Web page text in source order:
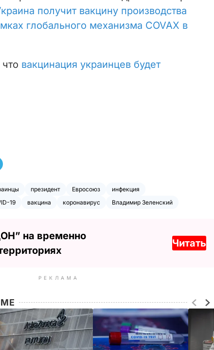
получит вакцину производства
глобального механизма COVAX в
вакцинация украинцев будет
президент Евросоюз
инфекция
19
вакцина коронавирус Владимир Зеленский
на временно
Читать
РЕКЛАМА